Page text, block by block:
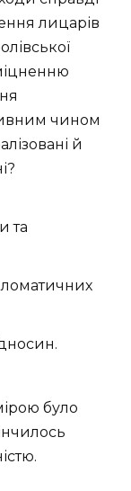
лицарів
чином
й
та
було